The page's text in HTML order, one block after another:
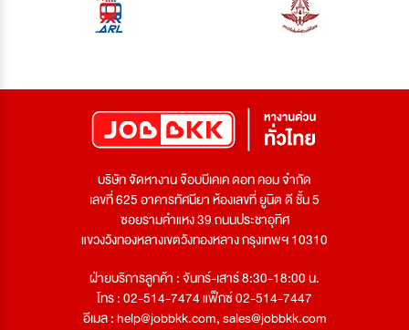
บริษัท จัดหางาน จ๊อบบีเคเค ดอท คอม จำกัด
เลขที่ 625 อาคารทัศนียา ห้องเลขที่ ยูนิต ดี ชั้น 5
ซอยรามคำแหง 39 ถนนประชาอุทิศ
แขวงวังทองหลางเขตวังทองหลาง กรุงเทพฯ 10310
ฝ่ายบริการลูกค้า : จันทร์-เสาร์ 8:30-18:00 น.
โทร : 02-514-7474 แฟ็กซ์ 02-514-7447
อีเมล :help@jobbkk.com,sales@jobbkk.com